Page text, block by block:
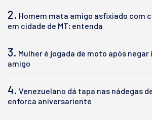
2. Homem mata amigo asfixiado com
em cidade de MT; entenda
3. Mulher é jogada de moto após
amigo
4. Venezuelano dá tapa nas nádegas
enforca aniversariente